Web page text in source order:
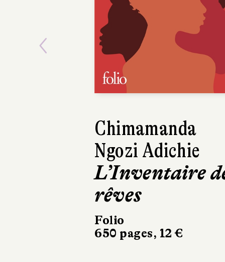
TANIZAKI
Jun'ichirô
Paix dans les
cuisines
Éditions Picquier
238 pages, 21 €
Previous